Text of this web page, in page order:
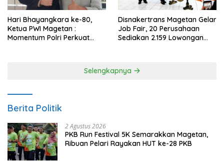
Hari Bhayangkara ke-80,
Ketua PWI Magetan :
Momentum Polri Perkuat
Disnakertrans Magetan Gelar
Job Fair, 20 Perusahaan
Sediakan 2.159 Lowongan
Selengkapnya
Berita Politik
2 Agustus 2026
PKB Run Festival 5K Semarakkan Magetan,
Ribuan Pelari Rayakan HUT ke-28 PKB